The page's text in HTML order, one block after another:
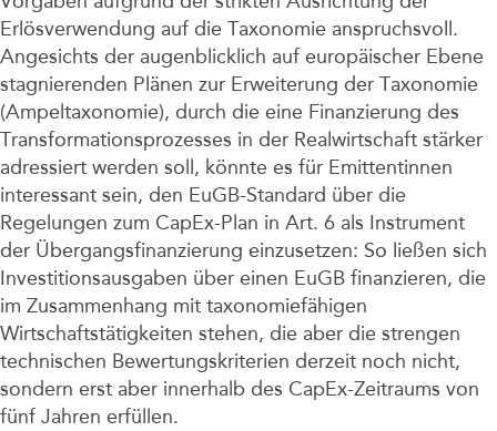
Erlösverwendung auf die Taxonomie anspruchsvoll.
Angesichts der augenblicklich auf europäischer Ebene
stagnierenden Plänen zur Erweiterung der Taxonomie
(Ampeltaxonomie), durch die eine Finanzierung des
Transformationsprozesses in der Realwirtschaft stärker
adressiert werden soll, könnte es für Emittentinnen
interessant sein, den EuGB-Standard über die
Regelungen zum CapEx-Plan in Art. 6 als Instrument
der Übergangsfinanzierung einzusetzen: So ließen sich
Investitionsausgaben über einen EuGB finanzieren, die
im Zusammenhang mit taxonomiefähigen
Wirtschaftstätigkeiten stehen, die aber die strengen
technischen Bewertungskriterien derzeit noch nicht,
sondern erst aber innerhalb des CapEx-Zeitraums von
fünf Jahren erfüllen.